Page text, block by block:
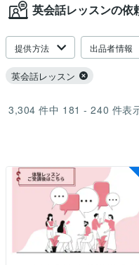
英会話レッスンの依
提供方法 出品者情報
英会話レッスン
3,304 件中 181 - 240 件表